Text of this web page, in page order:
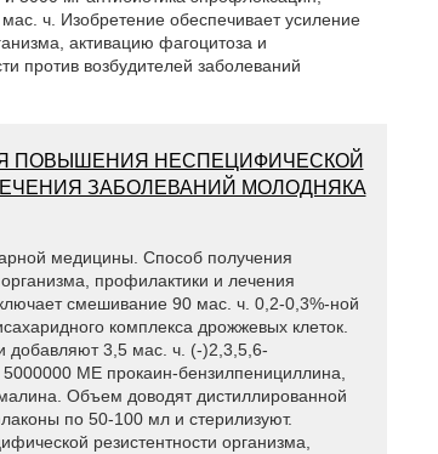
ч. Изобретение обеспечивает усиление
активацию фагоцитоза и
против возбудителей заболеваний
ПОВЫШЕНИЯ НЕСПЕЦИФИЧЕСКОЙ
ЗАБОЛЕВАНИЙ МОЛОДНЯКА
медицины. Способ получения
профилактики и лечения
смешивание 90 мас. ч. 0,2-0,3%-ной
комплекса дрожжевых клеток.
добавляют 3,5 мас. ч. (-)2,3,5,6-
ME прокаин-бензилпенициллина,
Объем доводят дистиллированной
по 50-100 мл и стерилизуют.
резистентности организма,